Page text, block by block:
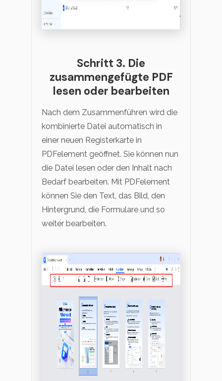
Schritt 3. Die
zusammengefügte PDF
lesen oder bearbeiten
Nach dem Zusammenführen wird die
kombinierte Datei automatisch in
einer neuen Registerkarte in
PDFelement geöffnet. Sie können nun
die Datei lesen oder den Inhalt nach
Bedarf bearbeiten. Mit PDFelement
können Sie den Text, das Bild, den
Hintergrund, die Formulare und so
weiter bearbeiten.